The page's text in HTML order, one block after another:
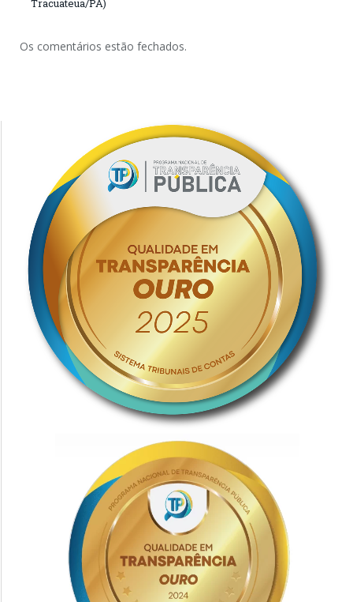
Tracuateua/PA)
Os comentários estão fechados.